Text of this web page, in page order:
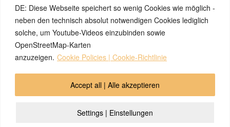
DE: Diese Webseite speichert so wenig Cookies wie möglich -
neben den technisch absolut notwendigen Cookies lediglich
solche, um Youtube-Videos einzubinden sowie
OpenStreetMap-Karten
anzuzeigen. Cookie Policies | Cookie-Richtlinie
Settings | Einstellungen
Accept all | Alle akzeptieren
können für die Inhalte solcher externen Sites, die Sie mittels eines Links oder
sonstiger Hinweise erreichen, keine Verantwortung übernehmen. Ferner haften wir
nicht für direkte oder indirekte Schäden, die auf Informationen zurückgeführt werden
können, die auf diesen externen Websites stehen
© 2026 by Ingmar Marquardt
Impressum Privacy Policy
Cookie Policy (EU)